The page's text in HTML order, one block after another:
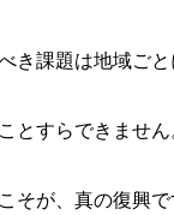
課題は地域ご
すらできませ
が、真の復興で